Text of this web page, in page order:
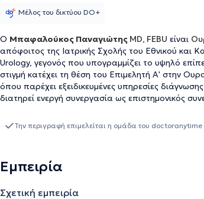
Ο Μπαφαλούκος Παναγιώτης MD, FEBU είναι
απόφοιτος της Ιατρικής Σχολής του Εθνικού
Urology, γεγονός που υπογραμμίζει το υψηλό
στιγμή κατέχει τη θέση του Επιμελητή Α' στην
όπου παρέχει εξειδικευμένες υπηρεσίες
διατηρεί ενεργή συνεργασία ως επιστημονικός
Πανάνειο” Γενικό Νοσοκομείο Ηρακλείου, ενώ η
Μέλος του δικτύου DO+
Την περιγραφή επιμελείται η ομάδα του
Εμπειρία
Σχετική εμπειρία